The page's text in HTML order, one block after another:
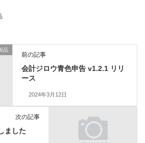
品
前の記事
会計ジロウ青色申告 v1.2.1 リリ
ース
2024年3月12日
次の記事
ました